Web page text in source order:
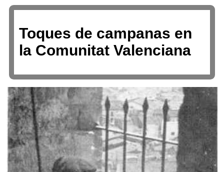
Toques de campanas en
la Comunitat Valenciana